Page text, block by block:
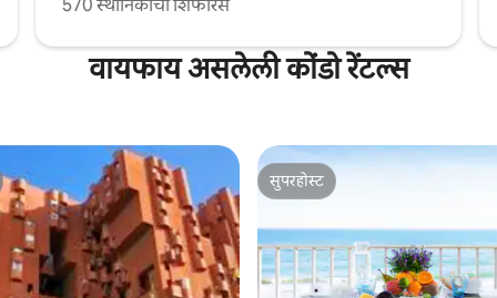
570 स्थानिकांची शिफारस
वायफाय असलेली कोंडो रेंटल्स
सुपरहोस्ट
सुपरहोस्ट